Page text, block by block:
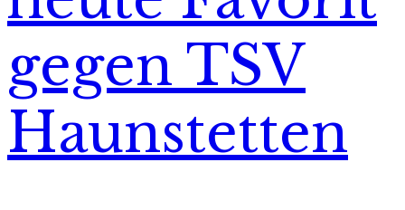
gegen TSV
Haunstetten